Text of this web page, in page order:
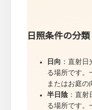
日照条件の分類
日向 ：直射
る場所です。
またはお庭の
半日陰：直射
る場所です。